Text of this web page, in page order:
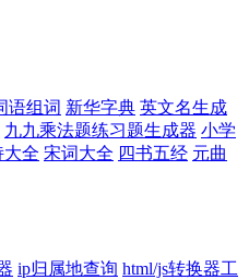
语组词 新华字典 英文名生成
九九乘法题练习题生成器 小学
大全 宋词大全 四书五经 元曲
ip归属地查询 html/js转换器工